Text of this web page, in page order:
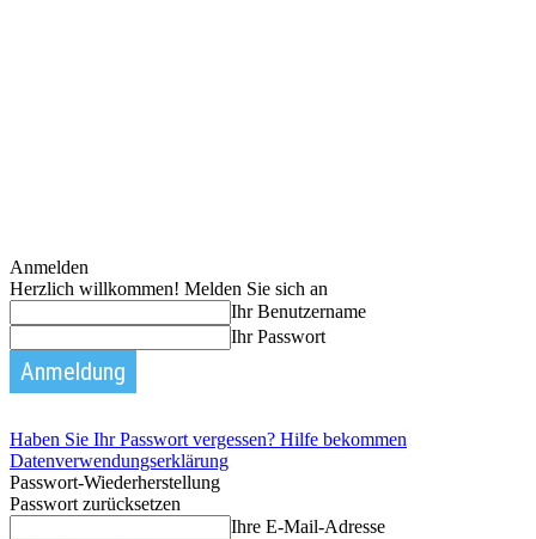
Anmelden
Herzlich willkommen! Melden Sie sich an
Ihr Benutzername
Ihr Passwort
Haben Sie Ihr Passwort vergessen? Hilfe bekommen
Datenverwendungserklärung
Passwort-Wiederherstellung
Passwort zurücksetzen
Ihre E-Mail-Adresse